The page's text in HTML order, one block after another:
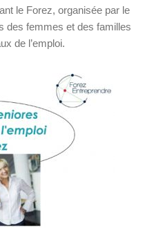
le Forez, organisée par le
des femmes et des familles
de l’emploi.